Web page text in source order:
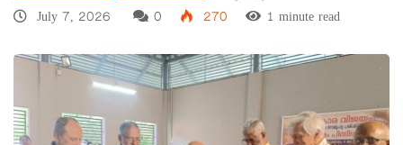
July 7, 2026
0 270 1 minute read